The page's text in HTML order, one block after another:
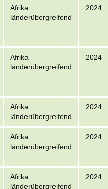
Afrika
länderübergreifend
2024
Afrika
länderübergreifend
2024
Afrika
länderübergreifend
2024
Afrika
länderübergreifend
2024
Afrika
länderübergreifend
2024